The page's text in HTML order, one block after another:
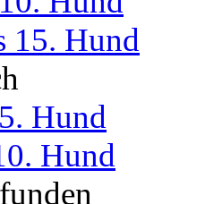
15. Hund
Hund
Hund